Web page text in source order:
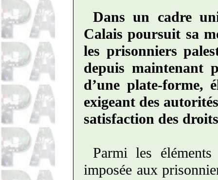
Dans un cadre
Calais poursuit sa
les prisonniers
depuis maintenant
d’une plate-forme,
exigeant des
satisfaction des
Parmi les
imposée aux